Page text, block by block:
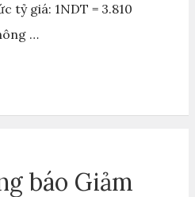
tỷ giá: 1NDT = 3.810
…
báo Giảm